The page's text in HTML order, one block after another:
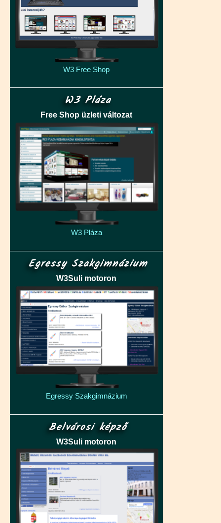
W3 Free Shop
W3 Pláza
Free Shop üzleti változat
W3 Pláza
Egressy Szakgimnázium
W3Suli motoron
Egressy Szakgimnázium
Belvárosi képző
W3Suli motoron